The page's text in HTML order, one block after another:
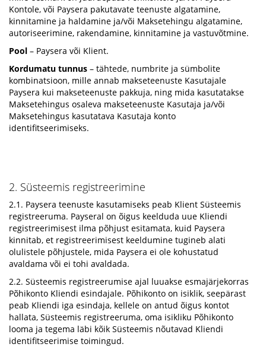
Kontole, või Paysera pakutavate teenuste algatamine,
kinnitamine ja haldamine ja/või Maksetehingu algatamine,
autoriseerimine, rakendamine, kinnitamine ja vastuvõtmine.
Pool – Paysera või Klient.
Kordumatu tunnus – tähtede, numbrite ja sümbolite
kombinatsioon, mille annab makseteenuste Kasutajale
Paysera kui makseteenuste pakkuja, ning mida kasutatakse
Maksetehingus osaleva makseteenuste Kasutaja ja/või
Maksetehingus kasutatava Kasutaja konto
identifitseerimiseks.
2. Süsteemis registreerimine
2.1. Paysera teenuste kasutamiseks peab Klient Süsteemis
registreeruma. Payseral on õigus keelduda uue Kliendi
registreerimisest ilma põhjust esitamata, kuid Paysera
kinnitab, et registreerimisest keeldumine tugineb alati
olulistele põhjustele, mida Paysera ei ole kohustatud
avaldama või ei tohi avaldada.
2.2. Süsteemis registreerumise ajal luuakse esmajärjekorras
Põhikonto Kliendi esindajale. Põhikonto on isiklik, seepärast
peab Kliendi iga esindaja, kellele on antud õigus kontot
hallata, Süsteemis registreeruma, oma isikliku Põhikonto
looma ja tegema läbi kõik Süsteemis nõutavad Kliendi
identifitseerimise toimingud.